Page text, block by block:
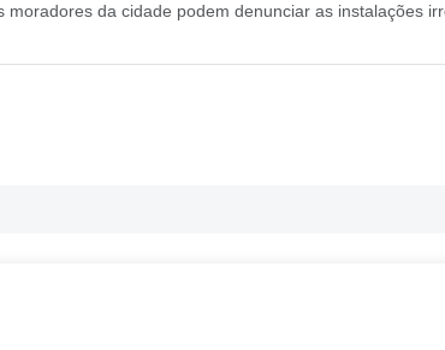
da cidade podem denunciar as instalações